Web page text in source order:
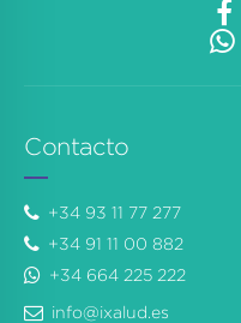
Contacto
+34 93 11 77 277
+34 91 11 00 882
+34 664 225 222
info@ixalud.es